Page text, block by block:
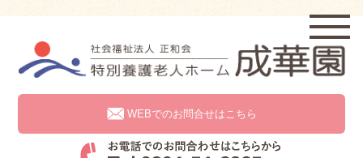
WEBでのお問合せはこちら